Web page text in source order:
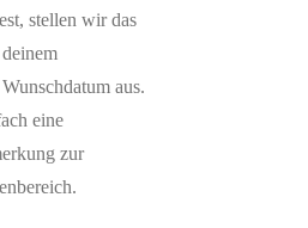
stellen wir das
aus.
eine
zur